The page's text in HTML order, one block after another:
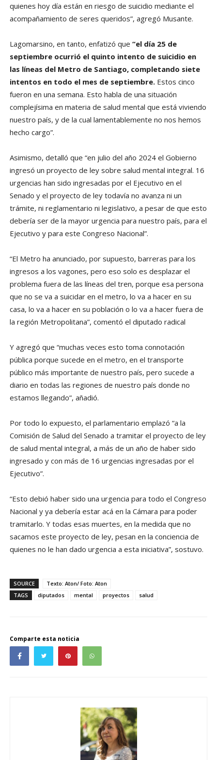
quienes hoy día están en riesgo de suicidio mediante el
acompañamiento de seres queridos”, agregó Musante.
Lagomarsino, en tanto, enfatizó que “el día 25 de
septiembre ocurrió el quinto intento de suicidio en
las líneas del Metro de Santiago, completando siete
intentos en todo el mes de septiembre. Estos cinco
fueron en una semana. Esto habla de una situación
complejísima en materia de salud mental que está viviendo
nuestro país, y de la cual lamentablemente no nos hemos
hecho cargo”.
Asimismo, detalló que “en julio del año 2024 el Gobierno
ingresó un proyecto de ley sobre salud mental integral. 16
urgencias han sido ingresadas por el Ejecutivo en el
Senado y el proyecto de ley todavía no avanza ni un
trámite, ni reglamentario ni legislativo, a pesar de que esto
debería ser de la mayor urgencia para nuestro país, para el
Ejecutivo y para este Congreso Nacional”.
“El Metro ha anunciado, por supuesto, barreras para los
ingresos a los vagones, pero eso solo es desplazar el
problema fuera de las líneas del tren, porque esa persona
que no se va a suicidar en el metro, lo va a hacer en su
casa, lo va a hacer en su población o lo va a hacer fuera de
la región Metropolitana”, comentó el diputado radical
Y agregó que “muchas veces esto toma connotación
pública porque sucede en el metro, en el transporte
público más importante de nuestro país, pero sucede a
diario en todas las regiones de nuestro país donde no
estamos llegando”, añadió.
Por todo lo expuesto, el parlamentario emplazó “a la
Comisión de Salud del Senado a tramitar el proyecto de ley
de salud mental integral, a más de un año de haber sido
ingresado y con más de 16 urgencias ingresadas por el
Ejecutivo”.
“Esto debió haber sido una urgencia para todo el Congreso
Nacional y ya debería estar acá en la Cámara para poder
tramitarlo. Y todas esas muertes, en la medida que no
sacamos este proyecto de ley, pesan en la conciencia de
quienes no le han dado urgencia a esta iniciativa”, sostuvo.
SOURCE
Texto: Aton/ Foto: Aton
TAGS
diputados mental proyectos salud
Comparte esta noticia